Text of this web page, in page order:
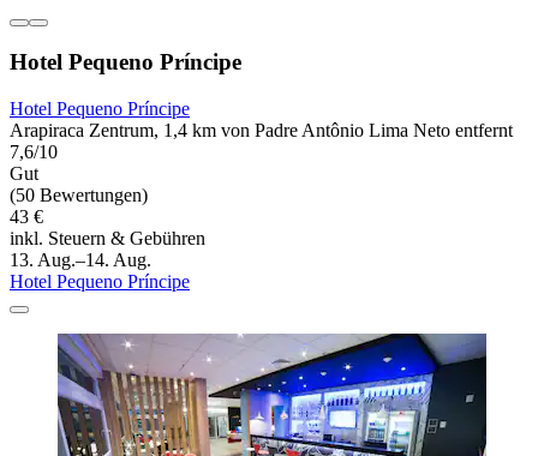
Hotel Pequeno Príncipe
Hotel Pequeno Príncipe
Arapiraca Zentrum, 1,4 km von Padre Antônio Lima Neto entfernt
7,6/10
Gut
(50 Bewertungen)
43 €
inkl. Steuern & Gebühren
13. Aug.–14. Aug.
Hotel Pequeno Príncipe